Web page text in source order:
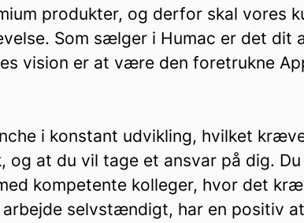
produkter, og derfor skal vores
Som sælger i Humac er det dit
vision er at være den foretrukne
i konstant udvikling, hvilket
og at du vil tage et ansvar på dig.
kompetente kolleger, hvor det
arbejde selvstændigt, har en positiv